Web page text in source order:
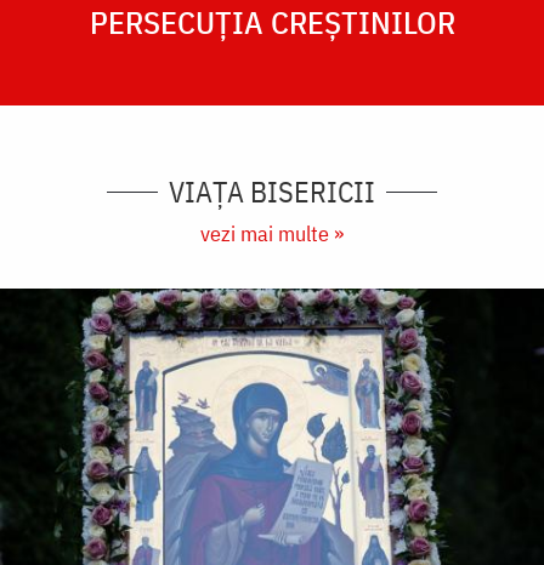
PERSECUȚIA CREȘTINILOR
VIAȚA BISERICII
vezi mai multe »